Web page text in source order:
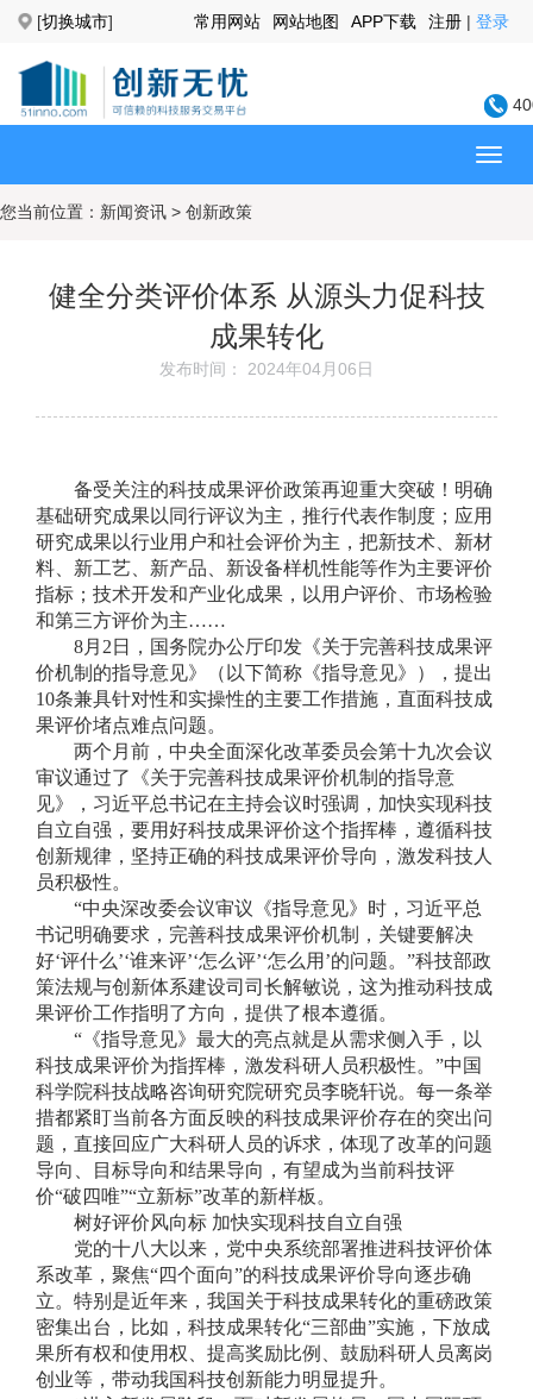
[切换城市] 常用网站 网站地图 APP下载 注册 | 登录
您当前位置： 新闻资讯 > 创新政策
健全分类评价体系 从源头力促科技
成果转化
发布时间： 2024年04月06日
备受关注的科技成果评价政策再迎重大突破！明确
基础研究成果以同行评议为主，推行代表作制度；应用
研究成果以行业用户和社会评价为主，把新技术、新材
料、新工艺、新产品、新设备样机性能等作为主要评价
指标；技术开发和产业化成果，以用户评价、市场检验
和第三方评价为主……
8月2日，国务院办公厅印发《关于完善科技成果评
价机制的指导意见》（以下简称《指导意见》），提出
10条兼具针对性和实操性的主要工作措施，直面科技成
果评价堵点难点问题。
两个月前，中央全面深化改革委员会第十九次会议
审议通过了《关于完善科技成果评价机制的指导意
见》，习近平总书记在主持会议时强调，加快实现科技
自立自强，要用好科技成果评价这个指挥棒，遵循科技
创新规律，坚持正确的科技成果评价导向，激发科技人
员积极性。
“中央深改委会议审议《指导意见》时，习近平总
书记明确要求，完善科技成果评价机制，关键要解决
好‘评什么’‘谁来评’‘怎么评’‘怎么用’的问题。”科技部政
策法规与创新体系建设司司长解敏说，这为推动科技成
果评价工作指明了方向，提供了根本遵循。
“《指导意见》最大的亮点就是从需求侧入手，以
科技成果评价为指挥棒，激发科研人员积极性。”中国
科学院科技战略咨询研究院研究员李晓轩说。每一条举
措都紧盯当前各方面反映的科技成果评价存在的突出问
题，直接回应广大科研人员的诉求，体现了改革的问题
导向、目标导向和结果导向，有望成为当前科技评
价“破四唯”“立新标”改革的新样板。
树好评价风向标 加快实现科技自立自强
党的十八大以来，党中央系统部署推进科技评价体
系改革，聚焦“四个面向”的科技成果评价导向逐步确
立。特别是近年来，我国关于科技成果转化的重磅政策
密集出台，比如，科技成果转化“三部曲”实施，下放成
果所有权和使用权、提高奖励比例、鼓励科研人员离岗
创业等，带动我国科技创新能力明显提升。